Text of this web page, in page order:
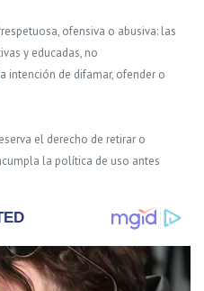
ofensiva o abusiva: las
y educadas, no
intención de difamar, ofender o
el derecho de retirar o
la política de uso antes